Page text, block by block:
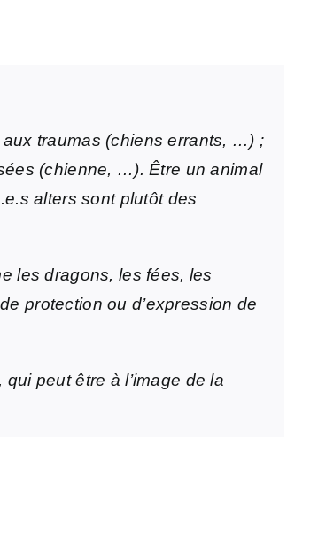
traumas (chiens errants, …) ;
(chienne, …). Être un animal
alters sont plutôt des
les dragons, les fées, les
protection ou d’expression de
peut être à l’image de la